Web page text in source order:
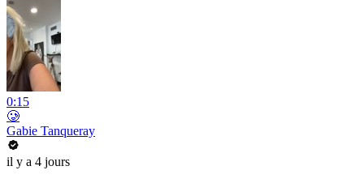
0:15
🥲
Gabie Tanqueray
il y a 4 jours